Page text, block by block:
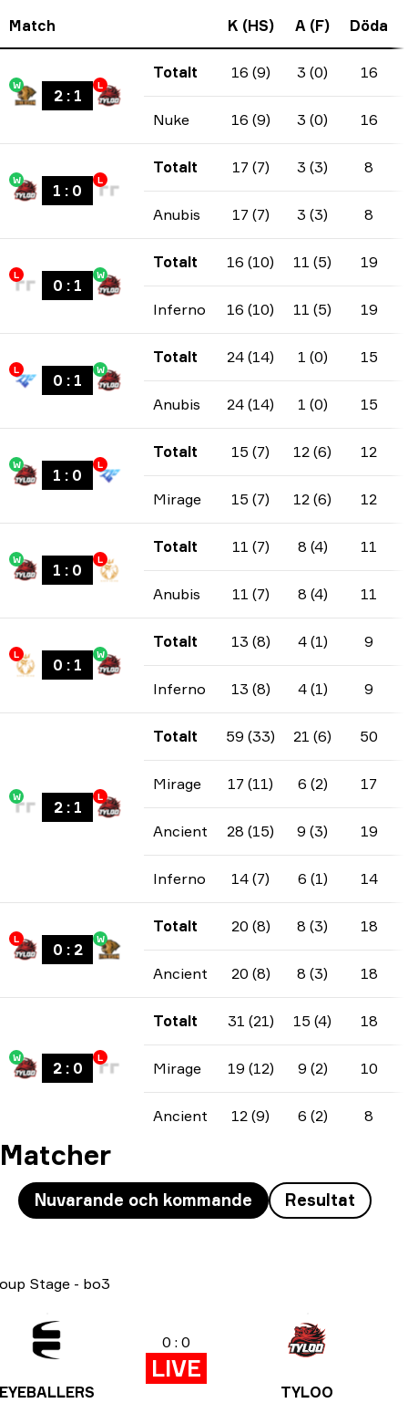
Match K (HS) A (F) Döda
W
2: 1
L
Totalt 16 (9) 3 (0) 16
Nuke 16 (9) 3 (0) 16
W
1 : 0
L
Totalt 17 (7) 3 (3) 8
Anubis 17 (7) 3 (3) 8
L
0 : 1
W
Totalt 16 (10) 11 (5) 19
Inferno 16 (10) 11 (5) 19
L
0 : 1
W
Totalt 24 (14) 1 (0) 15
Anubis 24 (14) 1 (0) 15
W
1 : 0
L
Totalt 15 (7) 12 (6) 12
Mirage 15 (7) 12 (6) 12
W
1 : 0
L
Totalt 11 (7) 8 (4) 11
Anubis 11 (7) 8 (4) 11
L
0 : 1
W
Totalt 13 (8) 4 (1) 9
Inferno 13 (8) 4 (1) 9
W
2: 1
L
Totalt 59 (33) 21 (6) 50
Mirage 17 (11) 6 (2) 17
Ancient 28 (15) 9 (3) 19
Inferno 14 (7) 6 (1) 14
L
0 : 2
W
Totalt 20 (8) 8 (3) 18
Ancient 20 (8) 8 (3) 18
W
2: 0
L
Totalt 31 (21) 15 (4) 18
Mirage 19 (12) 9 (2) 10
Ancient 12 (9) 6 (2) 8
Matcher
Nuvarande och kommande Resultat
Stage - bo3
0 : 0
LIVE
TYLOO